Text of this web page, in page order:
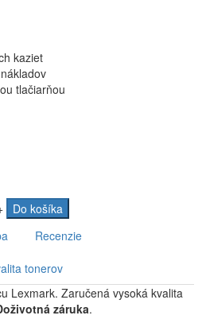
kaziet
tlačiarňou
Do košíka
Recenzie
tonerov
Lexmark. Zaručená vysoká kvalita
záruka.